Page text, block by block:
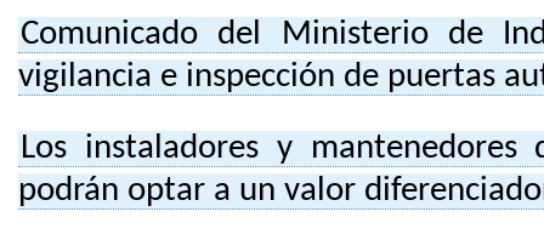
Comunicado del Ministerio de
vigilancia e inspección de puertas
Los instaladores y mantenedores
podrán optar a un valor